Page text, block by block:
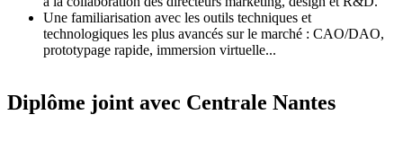
Une familiarisation avec les outils techniques et
technologiques les plus avancés sur le marché : CAO/DAO,
prototypage rapide, immersion virtuelle...
Diplôme joint avec Centrale Nantes